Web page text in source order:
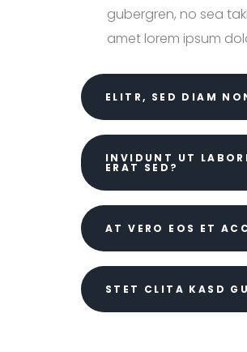
gubergren, no sea
amet lorem ipsum
ELITR, SED DIAM
INVIDUNT UT
ERAT SED?
AT VERO EOS ET
STET CLITA KASD